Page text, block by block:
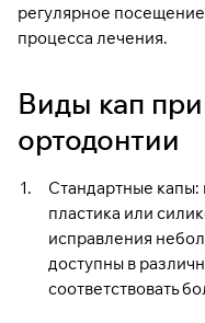
регулярное
процесса лечения.
Виды кап
ортодонтии
Стандартные капы:
пластика или
исправления
доступны в
соответствовать